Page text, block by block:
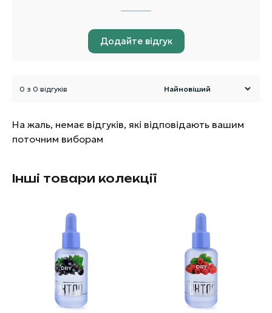
Додайте відгук
0 з 0 відгуків
На жаль, немає відгуків, які відповідають вашим
поточним виборам
Інші товари колекції